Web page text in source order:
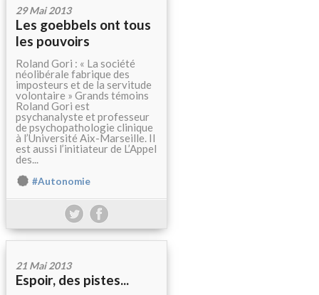
29 Mai 2013
Les goebbels ont tous
les pouvoirs
Roland Gori : « La société
néolibérale fabrique des
imposteurs et de la servitude
volontaire » Grands témoins
Roland Gori est
psychanalyste et professeur
de psychopathologie clinique
à l’Université Aix-Marseille. Il
est aussi l’initiateur de L’Appel
des...
#Autonomie
21 Mai 2013
Espoir, des pistes...